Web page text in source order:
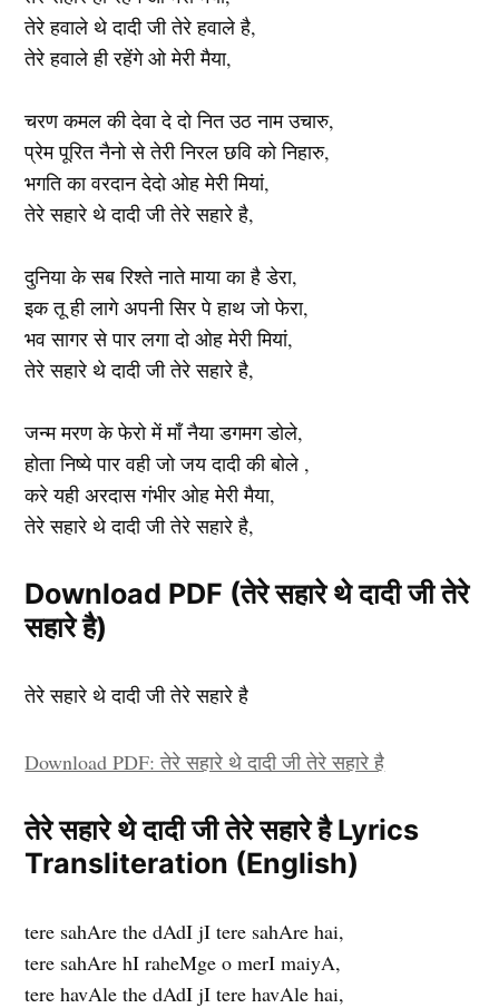
तेरे हवाले थे दादी जी तेरे हवाले है,
तेरे हवाले ही रहेंगे ओ मेरी मैया,
चरण कमल की देवा दे दो नित उठ नाम उचारु,
प्रेम पूरित नैनो से तेरी निरल छवि को निहारु,
भगति का वरदान देदो ओह मेरी मियां,
तेरे सहारे थे दादी जी तेरे सहारे है,
दुनिया के सब रिश्ते नाते माया का है डेरा,
इक तू ही लागे अपनी सिर पे हाथ जो फेरा,
भव सागर से पार लगा दो ओह मेरी मियां,
तेरे सहारे थे दादी जी तेरे सहारे है,
जन्म मरण के फेरो में माँ नैया डगमग डोले,
होता निष्ये पार वही जो जय दादी की बोले ,
करे यही अरदास गंभीर ओह मेरी मैया,
तेरे सहारे थे दादी जी तेरे सहारे है,
Download PDF (तेरे सहारे थे दादी जी तेरे
सहारे है)
तेरे सहारे थे दादी जी तेरे सहारे है
Download PDF: तेरे सहारे थे दादी जी तेरे सहारे है
तेरे सहारे थे दादी जी तेरे सहारे है Lyrics
Transliteration (English)
tere sahAre the dAdI jI tere sahAre hai,
tere sahAre hI raheMge o merI maiyA,
tere havAle the dAdI jI tere havAle hai,